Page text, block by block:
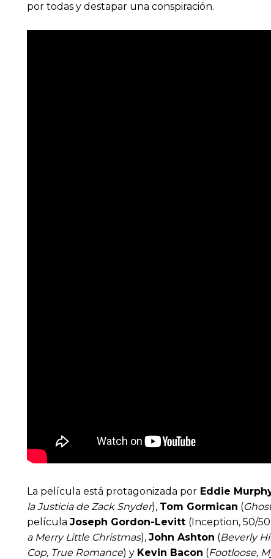
por todas y destapar una conspiración.
La película está protagonizada por Eddie
la Justicia de Zack Snyder), Tom Gormican (
película Joseph Gordon-Levitt (Inception, 50/
a Merry Little Christmas), John Ashton (Beverly
Cop, True Romance) y Kevin Bacon (Footloose,